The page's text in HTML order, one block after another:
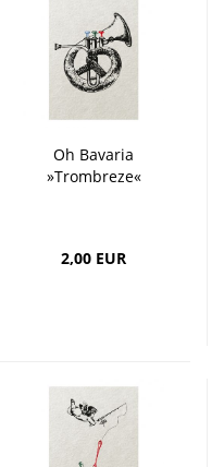
Oh Bavaria
»Trombreze«
2,00 EUR